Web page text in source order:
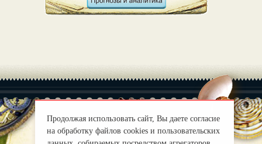
|
Продолжая использовать сайт, Вы даете согласие
на обработку файлов cookies и пользовательских